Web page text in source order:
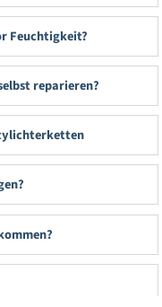
Feuchtigkeit?
reparieren?